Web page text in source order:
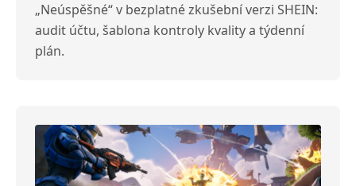
„Neúspěšné“ v bezplatné zkušební verzi SHEIN:
audit účtu, šablona kontroly kvality a týdenní
plán.